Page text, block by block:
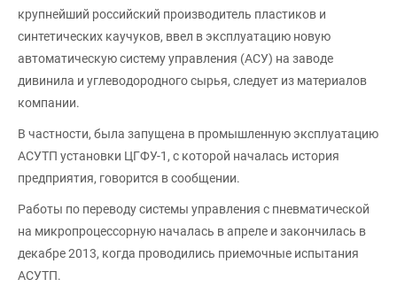
крупнейший российский производитель пластиков и
синтетических каучуков, ввел в эксплуатацию новую
автоматическую систему управления (АСУ) на заводе
дивинила и углеводородного сырья, следует из материалов
компании.
В частности, была запущена в промышленную эксплуатацию
АСУТП установки ЦГФУ-1, с которой началась история
предприятия, говорится в сообщении.
Работы по переводу системы управления с пневматической
на микропроцессорную началась в апреле и закончилась в
декабре 2013, когда проводились приемочные испытания
АСУТП.